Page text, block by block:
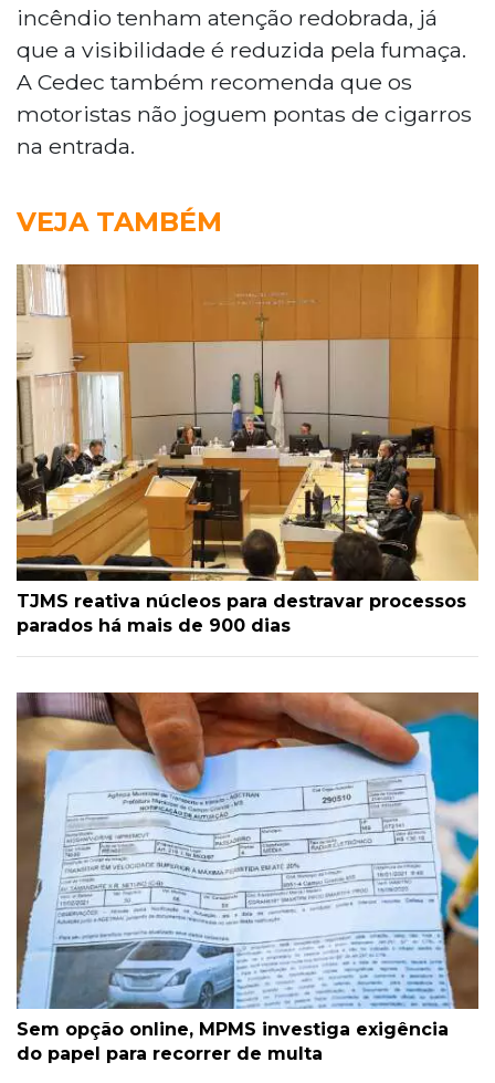
incêndio tenham atenção redobrada, já
que a visibilidade é reduzida pela fumaça.
A Cedec também recomenda que os
motoristas não joguem pontas de cigarros
na entrada.
VEJA TAMBÉM
TJMS reativa núcleos para destravar processos
parados há mais de 900 dias
Sem opção online, MPMS investiga exigência
do papel para recorrer de multa